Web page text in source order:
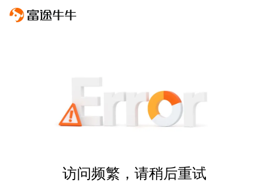
访问频繁，请稍后重试